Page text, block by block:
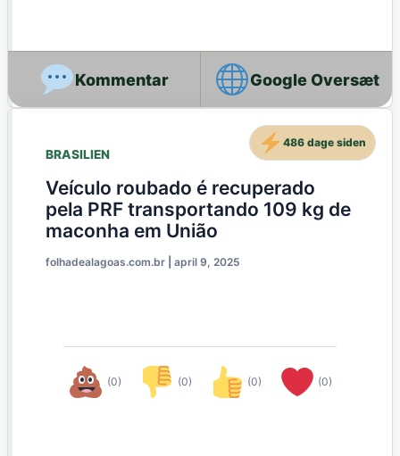
Google Oversæt
BRASILIEN
Veículo roubado é recuperado
pela PRF transportando 109 kg de
maconha em União
folhadealagoas.com.br april 9, 2025
(0) (0) (0) (0)
486 dage siden